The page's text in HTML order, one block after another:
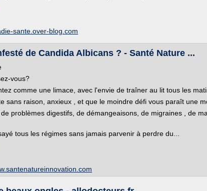
sante.over-blog.com
de Candida Albicans ? - Santé Nature ...
vous?
comme une limace, avec l'envie de traîner au lit tous les
sans raison, anxieux , et que le moindre défi vous paraît une
problèmes digestifs, de démangeaisons, de migraines , de
tous les régimes sans jamais parvenir à perdre du...